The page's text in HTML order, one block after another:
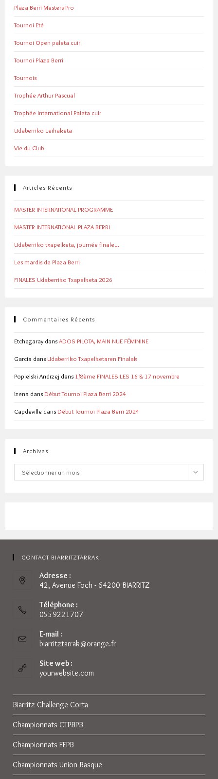
Plaza Berri Masters Pro
Tournoi Eté
Tournoi Open paleta cuir
Tournoi Plaza Berri
Tournois
Trophée Arthur Pascual
Trophée International Paleta cuir
Udaberriko Leihaketa
Vie du Club
Articles Récents
MASTER INTERNATIONAL PROGRAMME
MASTER INTERNATIONAL PLAZA BERRI
Udaberriko txapelketa, journée finale…
Les mardis de Plaza Berri
FINALES Udaberriko Txapelketa 2026
Commentaires Récents
Etchegaray dansADOS PILOTA, MAIN NUE FÉMININE
Garcia dans Udaberriko Txapelketaren Finalak
Popielski Andrzej dans 1/8ème FINALES LES 16 & 17 novembre
izena dans Début Tournoi Plaza Berri 2024
Capdeville dans Début Tournoi Plaza Berri 2024
Archives
Archives
Sélectionner un mois
CONTACT BIARRITZTARRAK
Adresse :
42, Avenue Foch - 64200 BIARRITZ
Téléphone :
0559221707
E-mail :
biarritztarrak@orange.frS’ouvre
Site web :
yourwebsite.com
Biarritz Challenge Corta
Championnats CTPBPB
Championnats FFPB
Championnats Union Basque